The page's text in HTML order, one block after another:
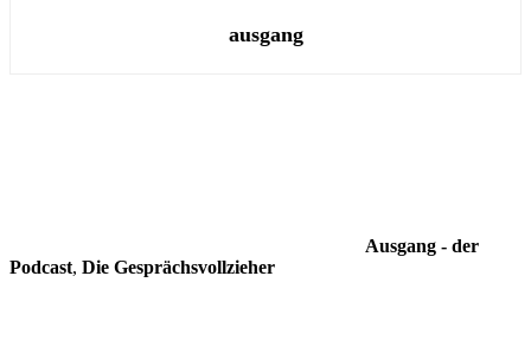
ausgang
Ausgang - der
Podcast, Die Gesprächsvollzieher